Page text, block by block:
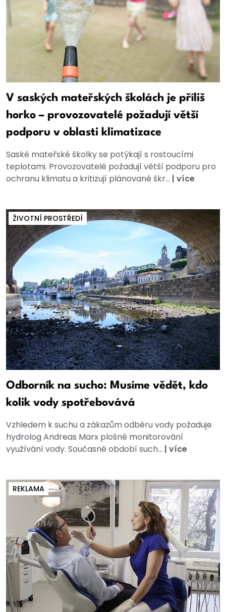
V saských mateřských školách je příliš
horko – provozovatelé požadují větší
podporu v oblasti klimatizace
Saské mateřské školky se potýkají s rostoucími
teplotami. Provozovatelé požadují větší podporu pro
ochranu klimatu a kritizují plánované škr... | více
ŽIVOTNÍ PROSTŘEDÍ
Odborník na sucho: Musíme vědět, kdo
kolik vody spotřebovává
Vzhledem k suchu a zákazům odběru vody požaduje
hydrolog Andreas Marx plošné monitorování
využívání vody. Současné období such... | více
REKLAMA